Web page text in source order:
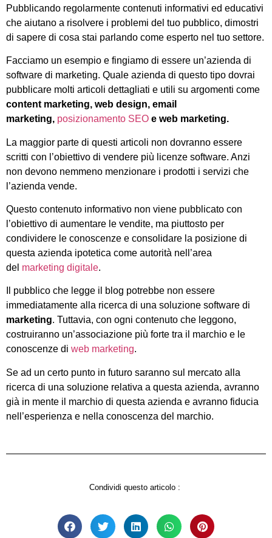
Pubblicando regolarmente contenuti informativi ed educativi
che aiutano a risolvere i problemi del tuo pubblico, dimostri
di sapere di cosa stai parlando come esperto nel tuo settore.
Facciamo un esempio e fingiamo di essere un’azienda di
software di marketing. Quale azienda di questo tipo dovrai
pubblicare molti articoli dettagliati e utili su argomenti come
content marketing, web design, email
marketing, posizionamento SEO e web marketing.
La maggior parte di questi articoli non dovranno essere
scritti con l’obiettivo di vendere più licenze software. Anzi
non devono nemmeno menzionare i prodotti i servizi che
l’azienda vende.
Questo contenuto informativo non viene pubblicato con
l’obiettivo di aumentare le vendite, ma piuttosto per
condividere le conoscenze e consolidare la posizione di
questa azienda ipotetica come autorità nell’area
del marketing digitale.
Il pubblico che legge il blog potrebbe non essere
immediatamente alla ricerca di una soluzione software di
marketing. Tuttavia, con ogni contenuto che leggono,
costruiranno un’associazione più forte tra il marchio e le
conoscenze di web marketing.
Se ad un certo punto in futuro saranno sul mercato alla
ricerca di una soluzione relativa a questa azienda, avranno
già in mente il marchio di questa azienda e avranno fiducia
nell’esperienza e nella conoscenza del marchio.
Condividi questo articolo :